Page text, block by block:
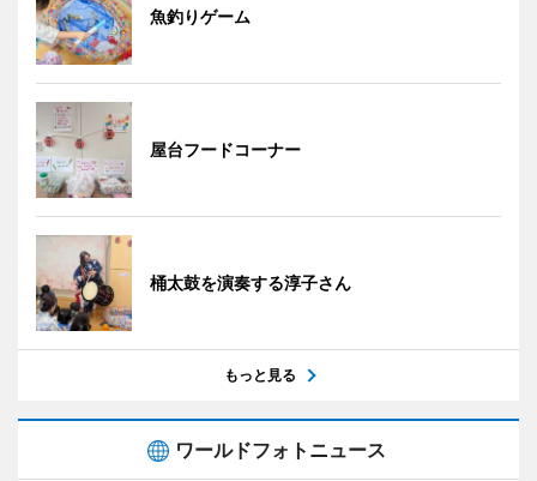
魚釣りゲーム
屋台フードコーナー
桶太鼓を演奏する淳子さん
もっと見る
ワールドフォトニュース